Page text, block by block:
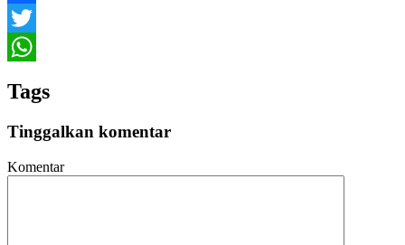
Facebook
Twitter
Tags
Tinggalkan komentar
Komentar